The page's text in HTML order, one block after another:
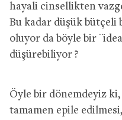
hayali cinsellikten
Bu kadar düşük bütçeli
oluyor da böyle bir
düşürebiliyor ?
Öyle bir dönemdeyiz
tamamen epile